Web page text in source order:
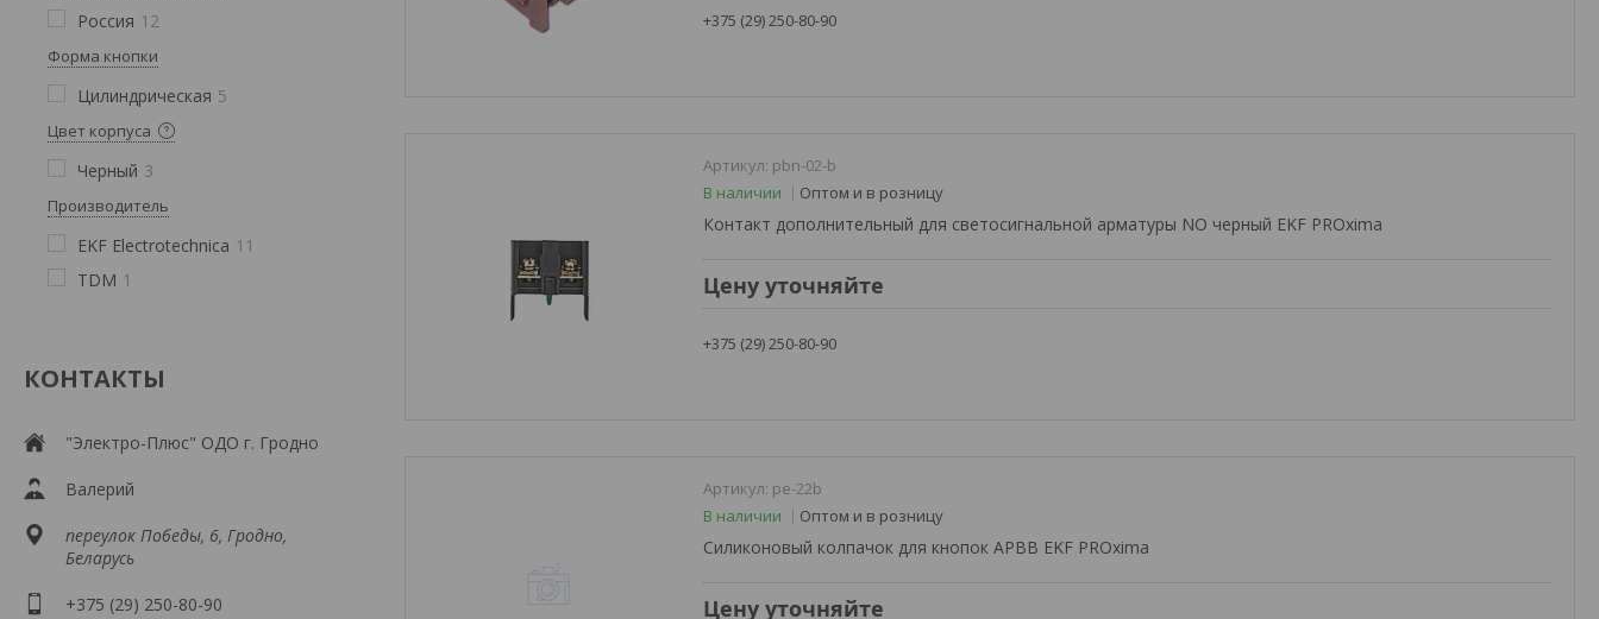
Россия 12
Форма кнопки
Цилиндрическая 5
Цвет корпуса
Черный 3
Производитель
EKF Electrotechnica 11
TDM 1
КОНТАКТЫ
"Электро-Плюс" ОДО г. Гродно
Валерий
переулок Победы, 6, Гродно,
Беларусь
+375 (29) 250-80-90
+375 (29) 250-80-90
pbn-02-b
В наличии
Оптом и в розницу
Контакт дополнительный для светосигнальной арматуры NO черный EKF PROxima
Цену уточняйте
+375 (29) 250-80-90
pe-22b
В наличии
Оптом и в розницу
Силиконовый колпачок для кнопок APBB EKF PROxima
Цену уточняйте